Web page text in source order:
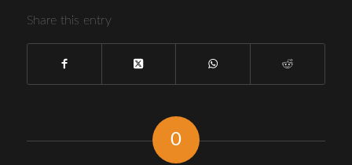
Share this entry
0